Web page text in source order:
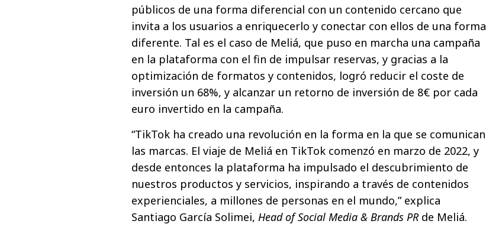
públicos de una forma diferencial con un contenido cercano que
invita a los usuarios a enriquecerlo y conectar con ellos de una forma
diferente. Tal es el caso de Meliá, que puso en marcha una campaña
en la plataforma con el fin de impulsar reservas, y gracias a la
optimización de formatos y contenidos, logró reducir el coste de
inversión un 68%, y alcanzar un retorno de inversión de 8€ por cada
euro invertido en la campaña.
“TikTok ha creado una revolución en la forma en la que se comunican
las marcas. El viaje de Meliá en TikTok comenzó en marzo de 2022, y
desde entonces la plataforma ha impulsado el descubrimiento de
nuestros productos y servicios, inspirando a través de contenidos
experienciales, a millones de personas en el mundo,” explica
Santiago García Solimei, Head of Social Media & Brands PRde Meliá.